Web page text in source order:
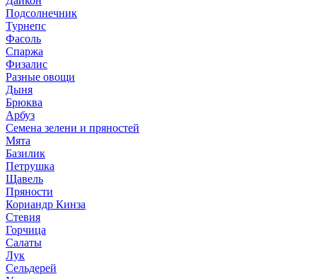
Подсолнечник
Турнепс
Фасоль
Спаржа
Физалис
Разные овощи
Дыня
Брюква
Арбуз
Семена зелени и пряностей
Мята
Базилик
Петрушка
Щавель
Пряности
Кориандр Кинза
Стевия
Горчица
Салаты
Лук
Сельдерей